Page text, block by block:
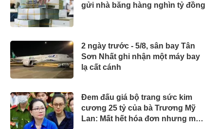
gửi nhà băng hàng nghìn tỷ đồng
2 ngày trước - 5/8, sân bay Tân
Sơn Nhất ghi nhận một máy bay
lạ cất cánh
Đem đấu giá bộ trang sức kim
cương 25 tỷ của bà Trương Mỹ
Lan: Mất hết hóa đơn nhưng món